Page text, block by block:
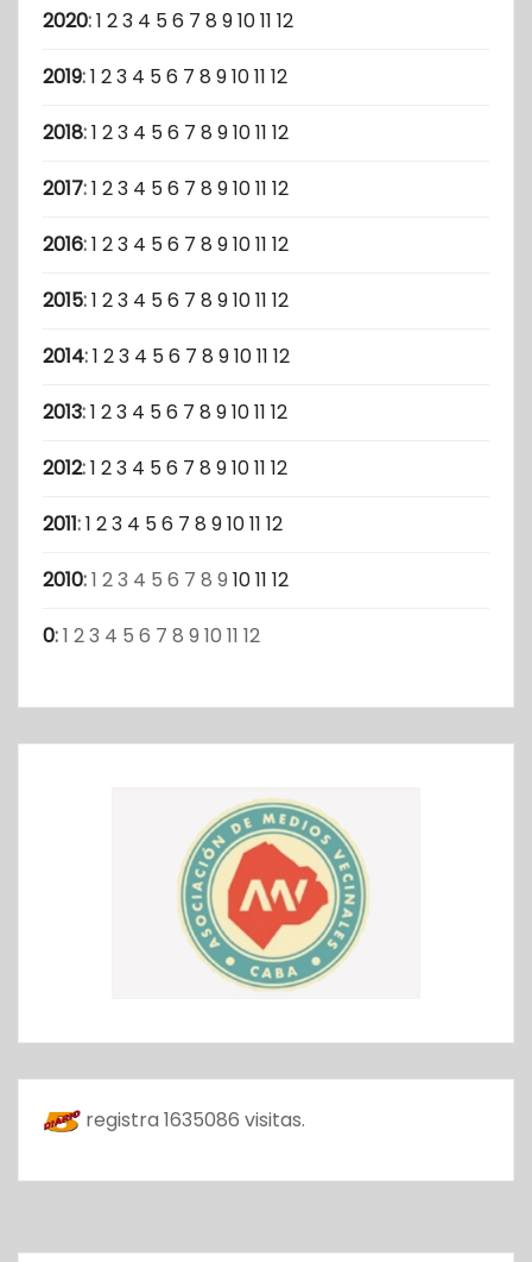
2020:1 23 4 56 7 8 91011 12
2019:1 23 4 56 7 8 91011 12
2018:1 23 4 56 7 8 91011 12
2017:1 23 4 56 7 8 91011 12
2016:1 23 4 56 7 8 91011 12
2015:1 23 4 56 7 8 91011 12
2014:1 23 4 56 7 8 91011 12
2013:1 23 4 56 7 8 91011 12
2012:1 23 4 56 7 8 91011 12
2011:1 23 4 56 7 8 91011 12
2010:1 23 4 5 6 7 8 9 1011 12
0:1 23 4 5 6 7 8 9 10 11 12
registra 1635086 visitas.